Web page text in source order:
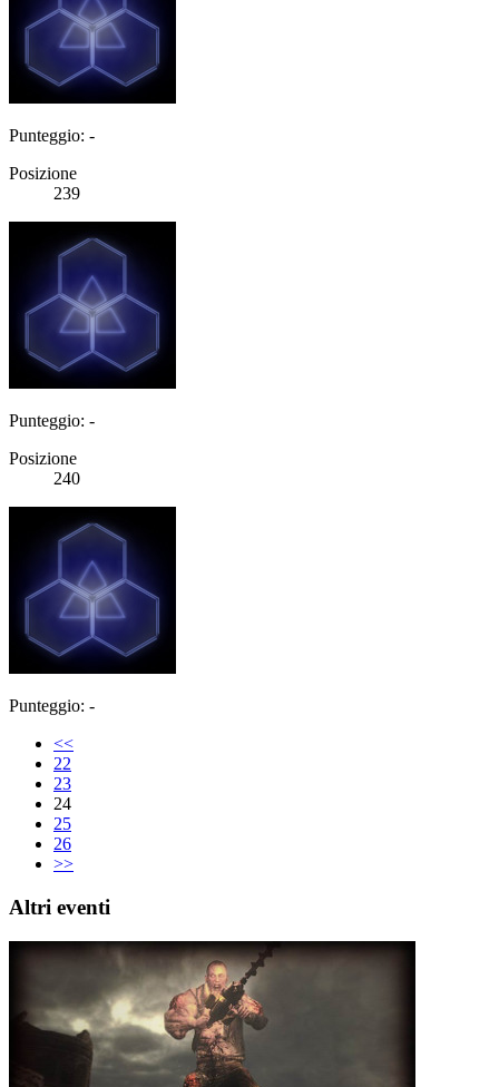
Punteggio: -
Posizione
239
Punteggio: -
Posizione
240
Punteggio: -
<<
22
23
24
25
26
>>
Altri eventi